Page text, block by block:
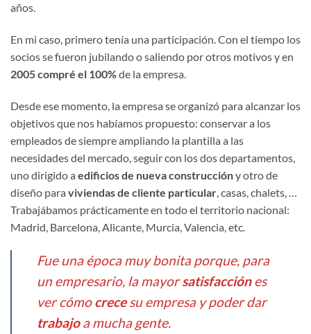
años.
En mi caso, primero tenía una participación. Con el tiempo los
socios se fueron jubilando o saliendo por otros motivos y en
2005 compré el 100%de la empresa.
Desde ese momento, la empresa se organizó para alcanzar los
objetivos que nos habíamos propuesto: conservar a los
empleados de siempre ampliando la plantilla a las
necesidades del mercado, seguir con los dos departamentos,
uno dirigido a edificios de nueva construccióny otro de
diseño para viviendas de cliente particular , casas, chalets, …
Trabajábamos prácticamente en todo el territorio nacional:
Madrid, Barcelona, Alicante, Murcia, Valencia, etc.
Fue una época muy bonita porque, para
un empresario, la mayorsatisfacciónes
ver cómocrecesu empresa y poder dar
trabajoa mucha gente.